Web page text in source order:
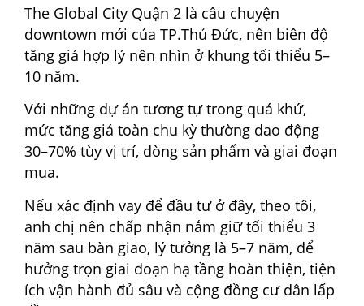
The Global City Quận 2 là câu chuyện
downtown mới của TP.Thủ Đức, nên biên độ
tăng giá hợp lý nên nhìn ở khung tối thiểu 5–
10 năm.
Với những dự án tương tự trong quá khứ,
mức tăng giá toàn chu kỳ thường dao động
30–70% tùy vị trí, dòng sản phẩm và giai đoạn
mua.
Nếu xác định vay để đầu tư ở đây, theo tôi,
anh chị nên chấp nhận nắm giữ tối thiểu 3
năm sau bàn giao, lý tưởng là 5–7 năm, để
hưởng trọn giai đoạn hạ tầng hoàn thiện, tiện
ích vận hành đủ sâu và cộng đồng cư dân lấp